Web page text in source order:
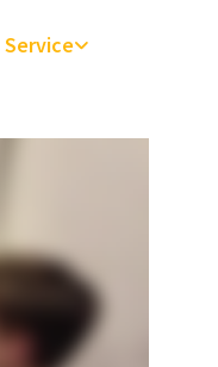
Service